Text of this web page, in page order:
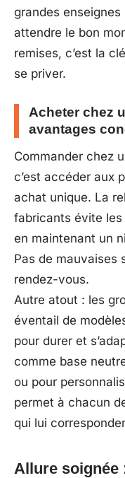
grandes
attendre le bon
remises, c’est la
se priver.
Acheter chez
avantages
Commander chez
c’est accéder aux
achat unique. La
fabricants évite
en maintenant un
Pas de mauvaises
rendez-vous.
Autre atout : les
éventail de
pour durer et
comme base
ou pour
permet à chacun
qui lui
Allure soignée